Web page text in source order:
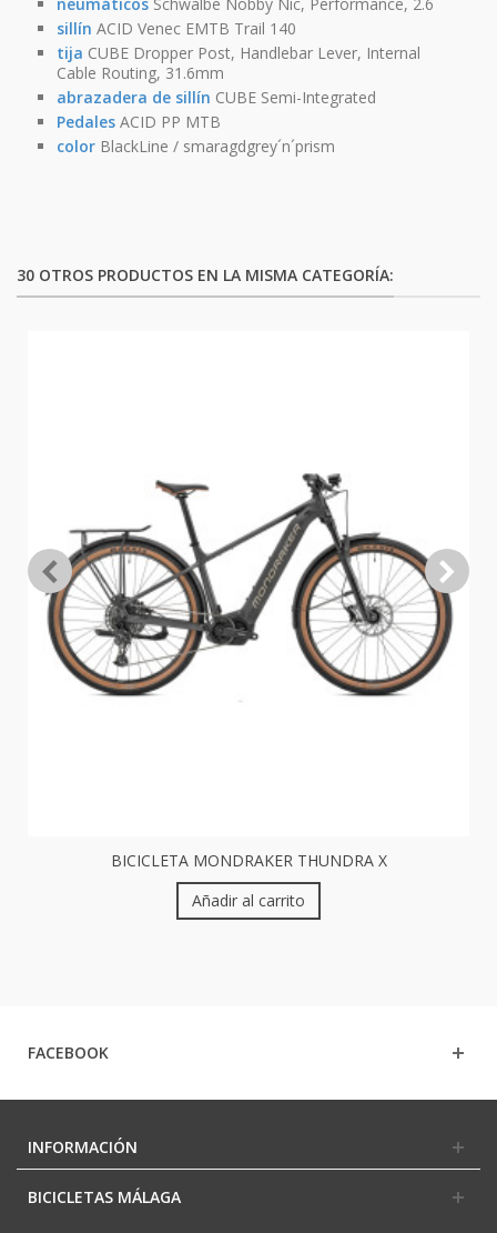
sillín ACID Venec EMTB Trail 140
tija CUBE Dropper Post, Handlebar Lever, Internal
Cable Routing, 31.6mm
abrazadera de sillín CUBE Semi-Integrated
Pedales ACID PP MTB
color BlackLine / smaragdgrey´n´prism
30 OTROS PRODUCTOS EN LA MISMA CATEGORÍA:
BICICLETA MONDRAKER THUNDRA X
Añadir al carrito
FACEBOOK
INFORMACIÓN
BICICLETAS MÁLAGA